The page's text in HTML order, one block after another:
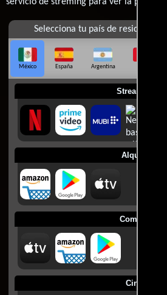
Selecciona tu país de residencia
México España Argentina
Streaming
Alquilar
Comprar
Cines